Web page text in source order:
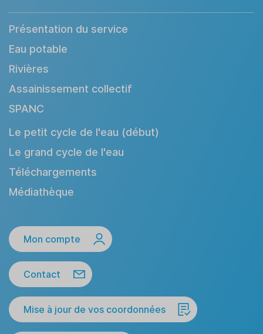
Présentation du service
Eau potable
Rivières
Assainissement collectif
SPANC
Le petit cycle de l'eau (début)
Le grand cycle de l'eau
Téléchargements
Médiathèque
Mon compte
Contact
Mise à jour de vos coordonnées